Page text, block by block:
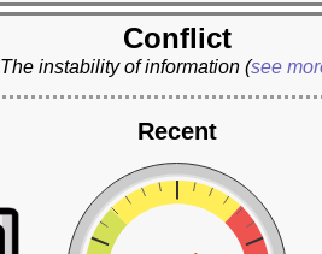
Conflict
The instability of information (see
Recent